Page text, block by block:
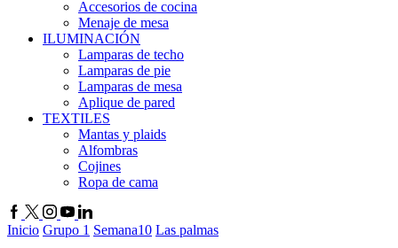
Accesorios de cocina
Menaje de mesa
ILUMINACIÓN
Lamparas de techo
Lamparas de pie
Lamparas de mesa
Aplique de pared
TEXTILES
Mantas y plaids
Alfombras
Cojines
Ropa de cama
Inicio Grupo 1 Semana10 Las palmas